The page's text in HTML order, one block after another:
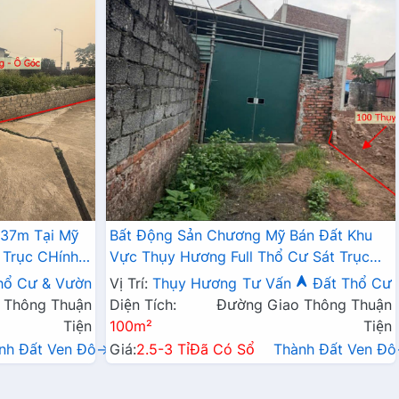
Tại Mỹ
CHính
Cư & Vườn
Thuận
Tiện
Đất Ven Đô→
Bất Động Sản Chương Mỹ Bán Đất Khu
Vực Thụy Hương Full Thổ Cư Sát Trục
Chính Kinh Doanh Liên Xã
Vị Trí: Thụy Hương Tư Vấn
Đất Thổ Cư
Diện Tích:
100m²
Đường Giao Thông Thuận
Tiện
Giá:2.5-3 TỉĐã Có Sổ Thành Đất Ven